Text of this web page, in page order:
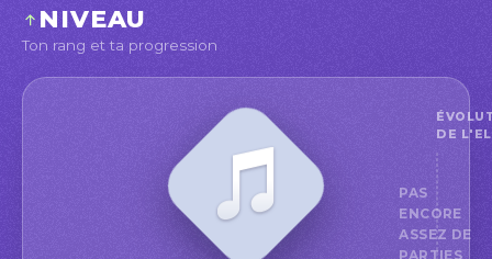
NIVEAU
Ton rang et ta progression
DE
PAS
ENCORE
ASSEZ DE
PARTIES